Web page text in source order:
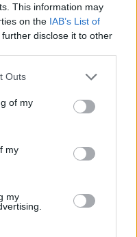
This information may
on the IAB’s List of
disclose it to other
Outs
of my
my
my
Για να δούμε.
ο Μιθριδάτης.
ωραία. Εχει
σε μία
μία γυναίκα,
Οτι οι